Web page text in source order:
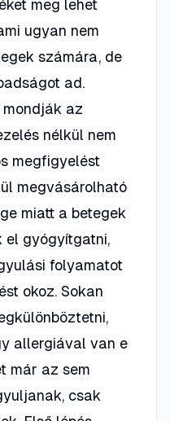
meg lehet
ugyan nem
számára, de
ad.
az
nélkül nem
megfigyelést
megvásárolható
miatt a betegek
el gyógyítgatni,
folyamatot
okoz. Sokan
allergiával van e
már az sem
csak